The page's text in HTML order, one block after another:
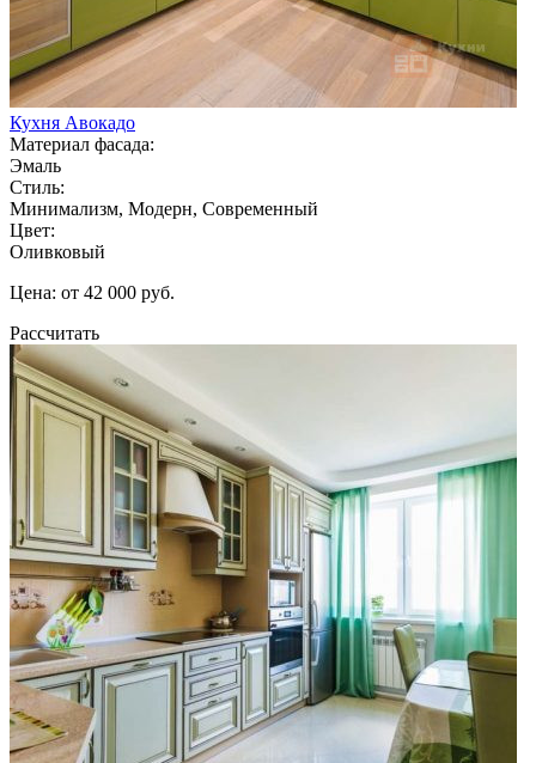
Кухня Авокадо
Материал фасада:
Эмаль
Стиль:
Минимализм, Модерн, Современный
Цвет:
Оливковый
Цена: от 42 000 руб.
Рассчитать